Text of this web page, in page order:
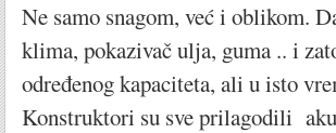
Ne samo snagom, već i oblikom.
klima, pokazivač ulja, guma .. i
određenog kapaciteta, ali u isto
Konstruktori su sve prilagodili